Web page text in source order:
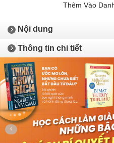
Thêm Vào
Nội dung
Thông tin chi tiết